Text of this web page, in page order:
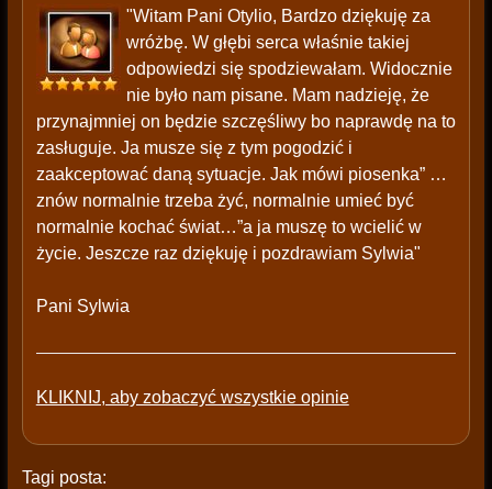
"Witam Pani Otylio, Bardzo dziękuję za
wróżbę. W głębi serca właśnie takiej
odpowiedzi się spodziewałam. Widocznie
nie było nam pisane. Mam nadzieję, że
przynajmniej on będzie szczęśliwy bo naprawdę na to
zasługuje. Ja musze się z tym pogodzić i
zaakceptować daną sytuacje. Jak mówi piosenka” …
znów normalnie trzeba żyć, normalnie umieć być
normalnie kochać świat…”a ja muszę to wcielić w
życie. Jeszcze raz dziękuję i pozdrawiam Sylwia"
Pani Sylwia
KLIKNIJ, aby zobaczyć wszystkie opinie
Tagi posta: